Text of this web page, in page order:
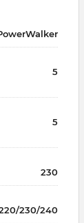
5
5
230
230/240